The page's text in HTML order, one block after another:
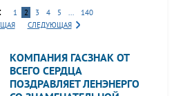
1 2 3 4 5 ...
140
СЛЕДУЮЩАЯ
КОМПАНИЯ ГАСЗНАК ОТ
ВСЕГО СЕРДЦА
ПОЗДРАВЛЯЕТ ЛЕНЭНЕРГО